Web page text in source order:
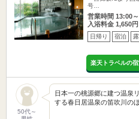
号…
営業時間 13:00
入浴料金 1,650円
日帰り 宿泊
楽天トラベルの
50代～
日本一の桃源郷に建つ温泉
する春日居温泉の笛吹川の